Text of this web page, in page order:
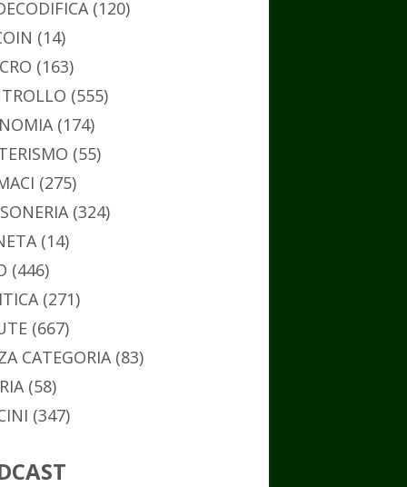
(120)
(14)
(163)
(555)
(174)
(55)
(275)
(324)
(14)
(446)
(271)
(667)
CATEGORIA(83)
(58)
(347)